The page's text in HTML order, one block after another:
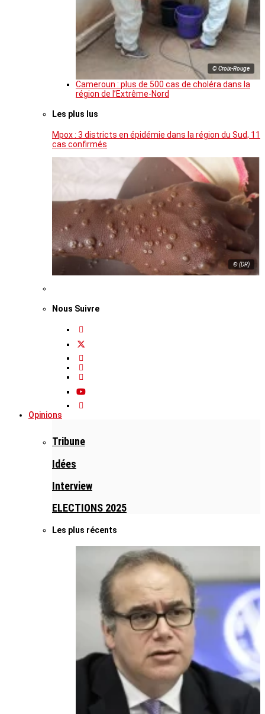
© Croix-Rouge
Cameroun : plus de 500 cas de choléra dans la
région de l’Extrême-Nord
Les plus lus
Mpox : 3 districts en épidémie dans la région du Sud, 11
cas confirmés
© (DR)
Nous Suivre
Opinions
Tribune
Idées
Interview
ELECTIONS 2025
Les plus récents